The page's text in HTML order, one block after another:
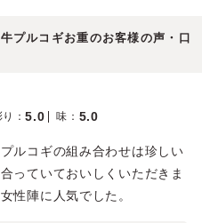
プルコギお重のお客様の声・口
：5.0 味 ： 5.0
ルコギの組み合わせは珍しい
っていておいしくいただきま
性陣に人気でした。